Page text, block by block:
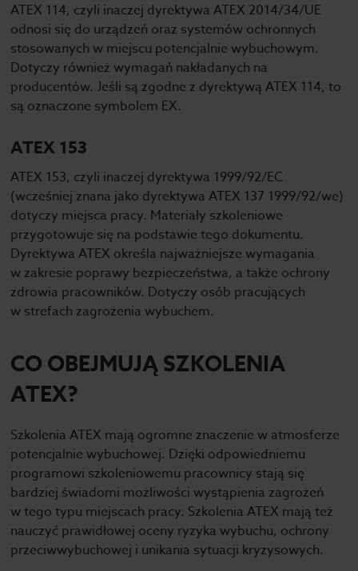
ATEX 114, czyli inaczej dyrektywa ATEX 2014/34/UE
odnosi się do urządzeń oraz systemów ochronnych
stosowanych w miejscu potencjalnie wybuchowym.
Dotyczy również wymagań nakładanych na
producentów. Jeśli są zgodne z dyrektywą ATEX 114, to
są oznaczone symbolem EX.
ATEX 153
ATEX 153, czyli inaczej dyrektywa 1999/92/EC
(wcześniej znana jako dyrektywa ATEX 137 1999/92/we)
dotyczy miejsca pracy. Materiały szkoleniowe
przygotowuje się na podstawie tego dokumentu.
Dyrektywa ATEX określa najważniejsze wymagania
w zakresie poprawy bezpieczeństwa, a także ochrony
zdrowia pracowników. Dotyczy osób pracujących
w strefach zagrożenia wybuchem.
CO OBEJMUJĄ SZKOLENIA
ATEX?
Szkolenia ATEX mają ogromne znaczenie w atmosferze
potencjalnie wybuchowej. Dzięki odpowiedniemu
programowi szkoleniowemu pracownicy stają się
bardziej świadomi możliwości wystąpienia zagrożeń
w tego typu miejscach pracy. Szkolenia ATEX mają też
nauczyć prawidłowej oceny ryzyka wybuchu, ochrony
przeciwwybuchowej i unikania sytuacji kryzysowych.